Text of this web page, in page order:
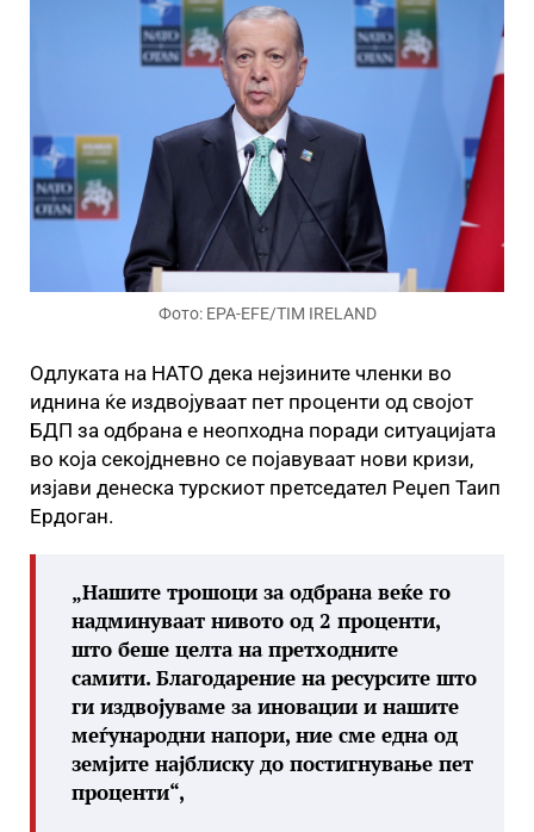
Фото: EPA-EFE/TIM IRELAND
Одлуката на НАТО дека нејзините членки во
иднина ќе издвојуваат пет проценти од својот
БДП за одбрана е неопходна поради ситуацијата
во која секојдневно се појавуваат нови кризи,
изјави денеска турскиот претседател Реџеп Таип
Ердоган.
„Нашите трошоци за одбрана веќе го
надминуваат нивото од 2 проценти,
што беше целта на претходните
самити. Благодарение на ресурсите што
ги издвојуваме за иновации и нашите
меѓународни напори, ние сме една од
земјите најблиску до постигнување пет
проценти“,